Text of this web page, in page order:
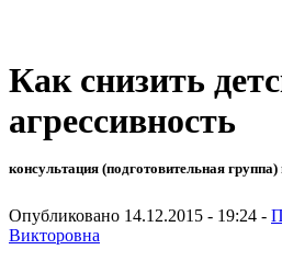
Как снизить
агрессивность
консультация (подготовительная группа)
Опубликовано 14.12.2015 - 19:24 -
Викторовна